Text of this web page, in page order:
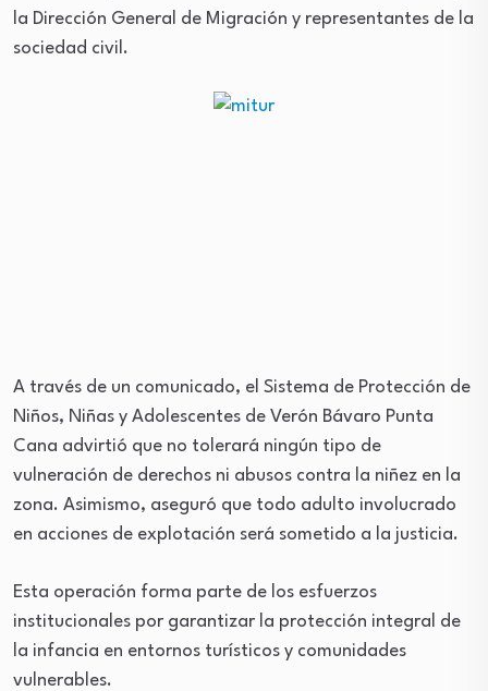
la Dirección General de Migración y representantes de la
sociedad civil.
A través de un comunicado, el Sistema de Protección de
Niños, Niñas y Adolescentes de Verón Bávaro Punta
Cana advirtió que no tolerará ningún tipo de
vulneración de derechos ni abusos contra la niñez en la
zona. Asimismo, aseguró que todo adulto involucrado
en acciones de explotación será sometido a la justicia.
Esta operación forma parte de los esfuerzos
institucionales por garantizar la protección integral de
la infancia en entornos turísticos y comunidades
vulnerables.